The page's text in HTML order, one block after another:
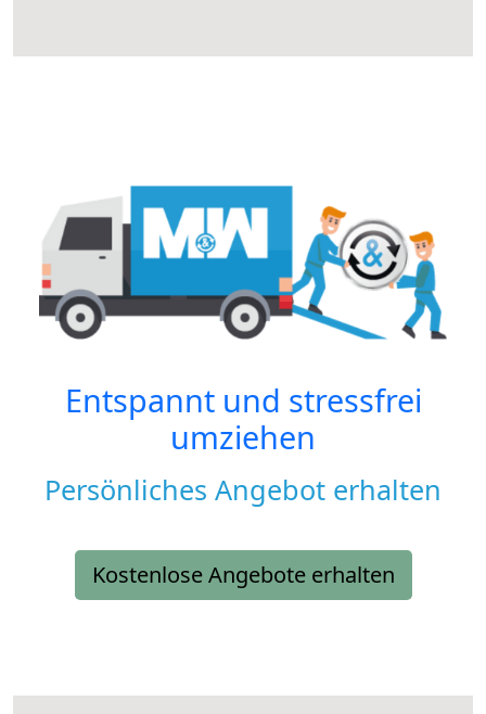
Entspannt und stressfrei
umziehen
Persönliches Angebot erhalten
Kostenlose Angebote erhalten